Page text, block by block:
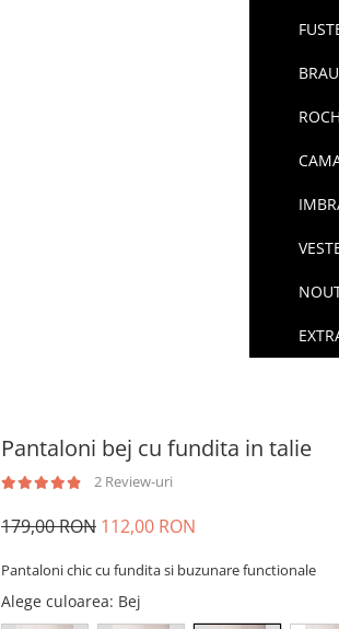
Pantaloni bej cu fundita in talie
2 Review-uri
179,00 RON 112,00 RON
Pantaloni chic cu fundita si buzunare functionale
Alege culoarea: Bej